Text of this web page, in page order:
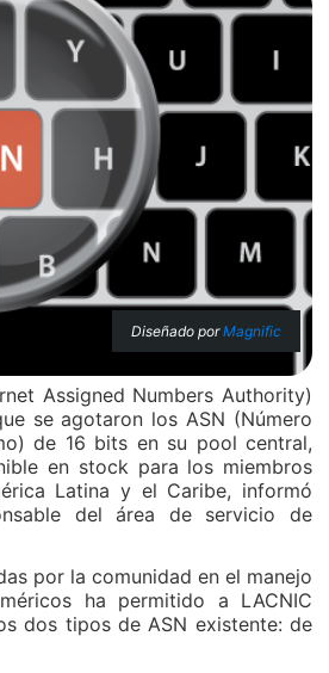
Diseñado porMagnific
Assigned Numbers Authority)
se agotaron los ASN (Número
de 16 bits en su pool central,
en stock para los miembros
Latina y el Caribe, informó
del área de servicio de
por la comunidad en el manejo
ha permitido a LACNIC
dos tipos de ASN existente: de